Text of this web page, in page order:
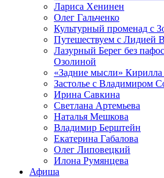
Лариса Хенинен
Олег Гальченко
Культурный променад с
Путешествуем с Лидией
Лазурный Берег без
Озолиной
«Задние мысли»
Застолье с Владимиром
Ирина Савкина
Светлана Артемьева
Наталья Мешкова
Владимир Берштейн
Екатерина Габалова
Олег Липовецкий
Илона Румянцева
Афиша